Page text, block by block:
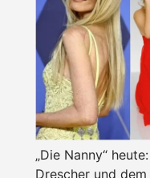
„Die Nanny“
Drescher und